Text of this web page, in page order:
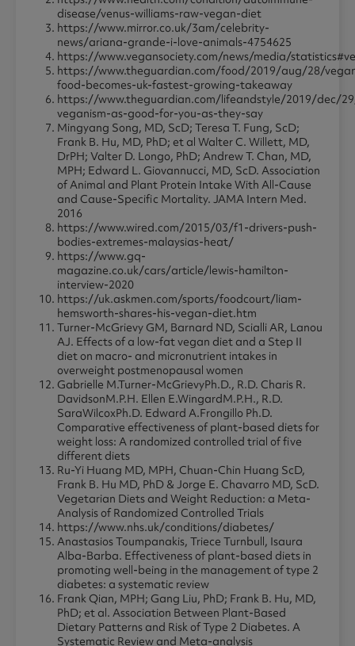
disease/venus-williams-raw-vegan-diet
https://www.mirror.co.uk/3am/celebrity-
news/ariana-grande-i-love-animals-4754625
https://www.vegansociety.com/news/media/
https://www.theguardian.com/food/2019/aug/28/
food-becomes-uk-fastest-growing-takeaway
https://www.theguardian.com/lifeandstyle/2019/dec/
veganism-as-good-for-you-as-they-say
Mingyang Song, MD, ScD; Teresa T. Fung, ScD;
Frank B. Hu, MD, PhD; et al Walter C. Willett, MD,
DrPH; Valter D. Longo, PhD; Andrew T. Chan, MD,
MPH; Edward L. Giovannucci, MD, ScD. Association
of Animal and Plant Protein Intake With All-Cause
and Cause-Specific Mortality. JAMA Intern Med.
2016
https://www.wired.com/2015/03/f1-drivers-push-
bodies-extremes-malaysias-heat/
https://www.gq-
magazine.co.uk/cars/article/lewis-hamilton-
interview-2020
https://uk.askmen.com/sports/foodcourt/liam-
hemsworth-shares-his-vegan-diet.htm
Turner-McGrievy GM, Barnard ND, Scialli AR, Lanou
AJ. Effects of a low-fat vegan diet and a Step II
diet on macro- and micronutrient intakes in
overweight postmenopausal women
Gabrielle M.Turner-McGrievyPh.D., R.D. Charis R.
DavidsonM.P.H. Ellen E.WingardM.P.H., R.D.
SaraWilcoxPh.D. Edward A.Frongillo Ph.D.
Comparative effectiveness of plant-based diets for
weight loss: A randomized controlled trial of five
different diets
Ru-Yi Huang MD, MPH, Chuan-Chin Huang ScD,
Frank B. Hu MD, PhD & Jorge E. Chavarro MD, ScD.
Vegetarian Diets and Weight Reduction: a Meta-
Analysis of Randomized Controlled Trials
https://www.nhs.uk/conditions/diabetes/
Anastasios Toumpanakis, Triece Turnbull, Isaura
Alba-Barba. Effectiveness of plant-based diets in
promoting well-being in the management of type 2
diabetes: a systematic review
Frank Qian, MPH; Gang Liu, PhD; Frank B. Hu, MD,
PhD; et al. Association Between Plant-Based
Dietary Patterns and Risk of Type 2 Diabetes. A
Systematic Review and Meta-analysis